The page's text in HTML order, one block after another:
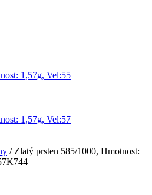
1,57g, Vel:55
1,57g, Vel:57
/ Zlatý prsten 585/1000, Hmotnost: